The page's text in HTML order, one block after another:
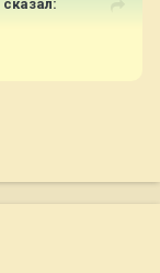
сказал: